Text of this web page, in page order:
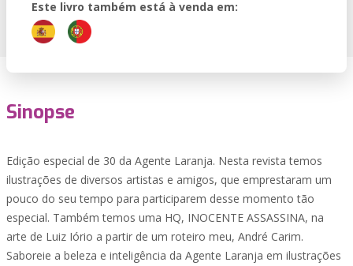
Este livro também está à venda em:
Sinopse
Edição especial de 30 da Agente Laranja. Nesta revista temos
ilustrações de diversos artistas e amigos, que emprestaram um
pouco do seu tempo para participarem desse momento tão
especial. Também temos uma HQ, INOCENTE ASSASSINA, na
arte de Luiz Iório a partir de um roteiro meu, André Carim.
Saboreie a beleza e inteligência da Agente Laranja em ilustrações